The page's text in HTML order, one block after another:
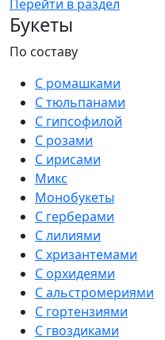
Перейти в раздел
Букеты
По составу
С ромашками
С тюльпанами
С гипсофилой
С розами
С ирисами
Микс
Монобукеты
С герберами
С лилиями
С хризантемами
С орхидеями
С альстромериями
С гортензиями
С гвоздиками